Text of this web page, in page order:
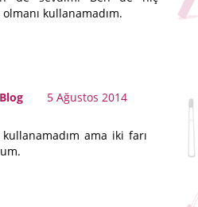
kullanamadım.
5 Ağustos 2014
ama iki farı